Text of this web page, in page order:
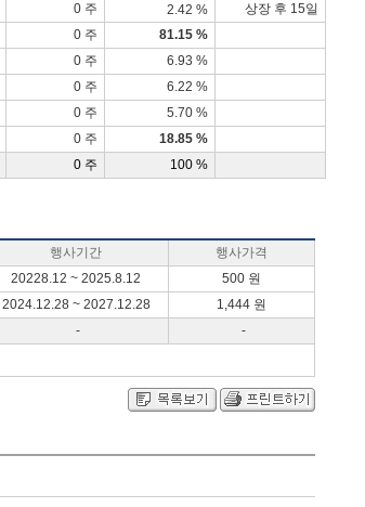
0 주 2.42 %
상장 후 15일
0 주 81.15 %
0 주
6.93 %
0 주
6.22 %
0 주
5.70 %
0 주
18.85 %
0 주 100 %
행사기간
행사가격
20228.12 ~ 2025.8.12
500 원
2024.12.28 ~ 2027.12.28
1,444 원
-
-